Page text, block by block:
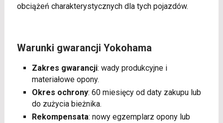
obciążeń charakterystycznych dla tych pojazdów.
Warunki gwarancji Yokohama
Zakres gwarancji: wady produkcyjne i
materiałowe opony.
Okres ochrony: 60 miesięcy od daty zakupu lub
do zużycia bieżnika.
Rekompensata: nowy egzemplarz opony lub